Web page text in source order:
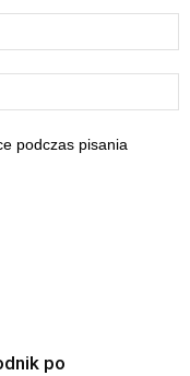
podczas pisania
po